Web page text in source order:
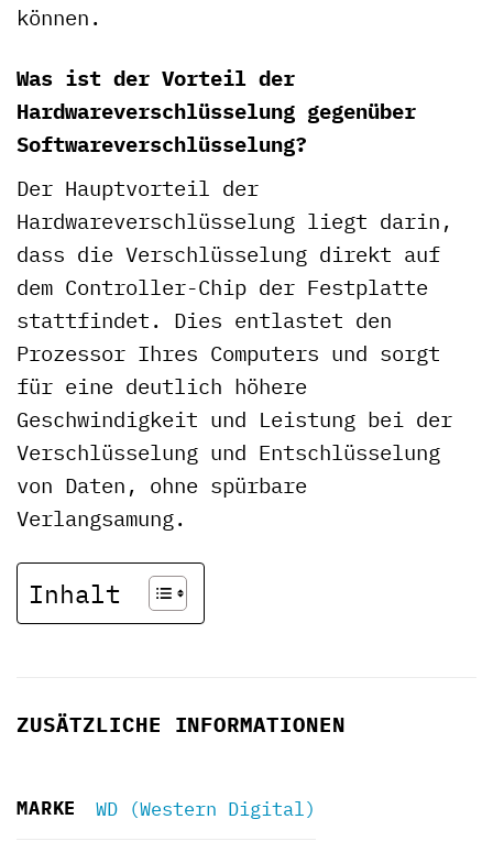
können.
Was ist der Vorteil der
Hardwareverschlüsselung gegenüber
Softwareverschlüsselung?
Der Hauptvorteil der
Hardwareverschlüsselung liegt darin,
dass die Verschlüsselung direkt auf
dem Controller-Chip der Festplatte
stattfindet. Dies entlastet den
Prozessor Ihres Computers und sorgt
für eine deutlich höhere
Geschwindigkeit und Leistung bei der
Verschlüsselung und Entschlüsselung
von Daten, ohne spürbare
Verlangsamung.
Inhalt
ZUSÄTZLICHE INFORMATIONEN
MARKE WD (Western Digital)